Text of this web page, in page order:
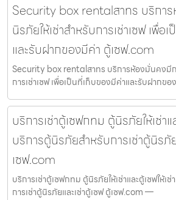
Security box rentalสาทร บริกา
นิรภัยให้เช่าสำหรับการเช่าเซฟ เพื่อ
และรับฝากของมีค่า ตู้เซฟ.com
Security box rentalสาทร บริการห้องมั่นคงมีก
การเช่าเซฟ เพื่อเป็นที่เก็บของมีค่าและรับฝากขอ
บริการเช่าตู้เซฟกทม ตู้นิรภัยให้เช่าแ
บริการตู้นิรภัยสำหรับการเช่าตู้นิรภั
เซฟ.com
บริการเช่าตู้เซฟกทม ตู้นิรภัยให้เช่าและตู้เซฟให้เ
การเช่าตู้นิรภัยและเช่าตู้เซฟ ตู้เซฟ.com —